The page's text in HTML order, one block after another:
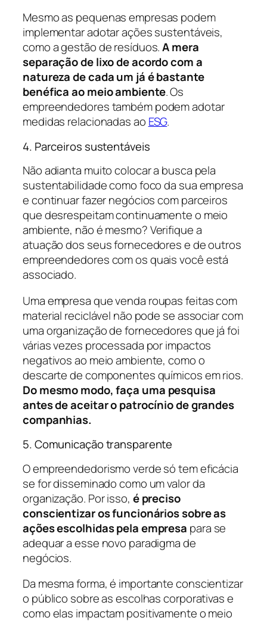
Mesmo as pequenas empresas podem
implementar adotar ações sustentáveis,
como a gestão de resíduos.A mera
separação de lixo de acordo com a
natureza de cada um já é bastante
benéfica ao meio ambiente. Os
empreendedores também podem adotar
medidas relacionadas ao ESG.
4. Parceiros sustentáveis
Não adianta muito colocar a busca pela
sustentabilidade como foco da sua empresa
e continuar fazer negócios com parceiros
que desrespeitam continuamente o meio
ambiente, não é mesmo? Verifique a
atuação dos seus fornecedores e de outros
empreendedores com os quais você está
associado.
Uma empresa que venda roupas feitas com
material reciclável não pode se associar com
uma organização de fornecedores que já foi
várias vezes processada por impactos
negativos ao meio ambiente, como o
descarte de componentes químicos em rios.
Do mesmo modo, faça uma pesquisa
antes de aceitar o patrocínio de grandes
companhias.
5. Comunicação transparente
O empreendedorismo verde só tem eficácia
se for disseminado como um valor da
organização. Por isso, é preciso
conscientizar os funcionários sobre as
ações escolhidas pela empresa para se
adequar a esse novo paradigma de
negócios.
Da mesma forma, é importante conscientizar
o público sobre as escolhas corporativas e
como elas impactam positivamente o meio